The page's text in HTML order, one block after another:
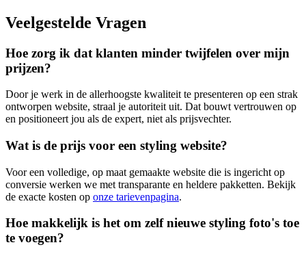
Veelgestelde Vragen
Hoe zorg ik dat klanten minder twijfelen over mijn
prijzen?
Door je werk in de allerhoogste kwaliteit te presenteren op een strak
ontworpen website, straal je autoriteit uit. Dat bouwt vertrouwen op
en positioneert jou als de expert, niet als prijsvechter.
Wat is de prijs voor een styling website?
Voor een volledige, op maat gemaakte website die is ingericht op
conversie werken we met transparante en heldere pakketten. Bekijk
de exacte kosten op onze tarievenpagina.
Hoe makkelijk is het om zelf nieuwe styling foto's toe
te voegen?